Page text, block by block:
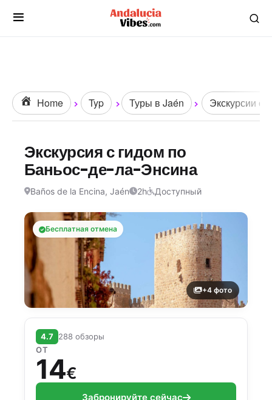
Home Typ Туры в Jaén Экскурсии с
Экскурсия с гидом по
Баньос-де-ла-Энсина
Baños de la Encina, Jaén 2h Доступный
Бесплатная отмена
+4 фото
4.7 288 обзоры
ОТ
14€
Забронируйте сейчас